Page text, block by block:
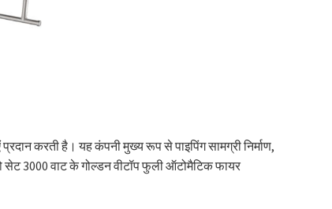
करती है। यह कंपनी मुख्य रूप से पाइपिंग सामग्री निर्माण,
सेट 3000 वाट के गोल्डन वीटॉप फुली ऑटोमैटिक फायर